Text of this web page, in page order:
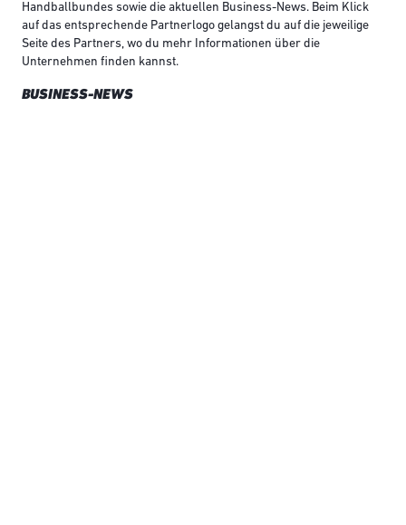
Handballbundes sowie die aktuellen Business-News. Beim Klick
auf das entsprechende Partnerlogo gelangst du auf die jeweilige
Seite des Partners, wo du mehr Informationen über die
Unternehmen finden kannst.
BUSINESS-NEWS